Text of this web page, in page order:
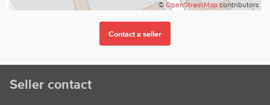
© OpenStreetMapcontributors
Seller contact